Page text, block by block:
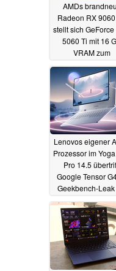
AMDs
Radeon RX
stellt sich GeForce
5060 Ti mit 16
VRAM zum
Mittelklasse-
21.05.2025
Lenovos eigener
Prozessor im
Pro 14.5
Google Tensor
Geekbench-
41%20.05.2025